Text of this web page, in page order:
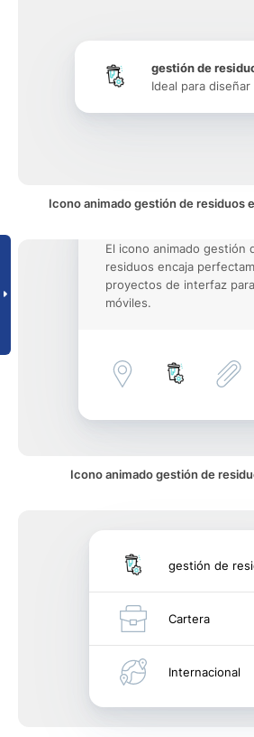
gestión de
Ideal para
Icono animado gestión de residuos
El icono animado gestión
residuos encaja
proyectos de interfaz para
móviles.
Icono animado gestión de
gestión de
Cartera
Internacional